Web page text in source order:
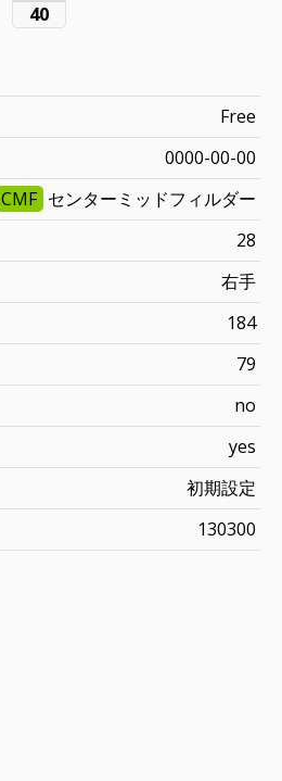
40
Free
0000-00-00
CMF センターミッドフィルダー
28
右手
184
79
no
yes
初期設定
130300